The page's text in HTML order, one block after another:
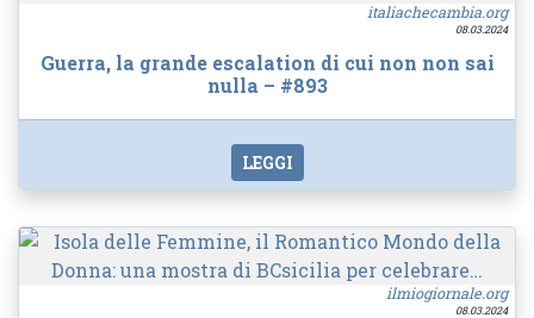
italiachecambia.org
08.03.2024
Guerra, la grande escalation di cui non non sai
nulla – #893
LEGGI
ilmiogiornale.org
08.03.2024